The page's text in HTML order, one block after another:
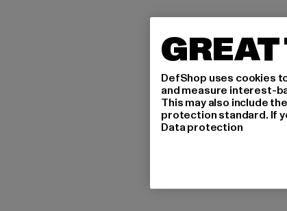
GREAT
DefShop uses cookies
and measure interest-
This may also include
protection standard. If
Data protection